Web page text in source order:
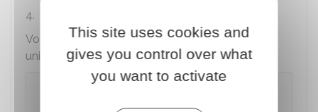
4.
Vous pouvez consulter en ligne le livret scolaire
unique de votre enfant :
This site uses cookies and
gives you control over what
you want to activate